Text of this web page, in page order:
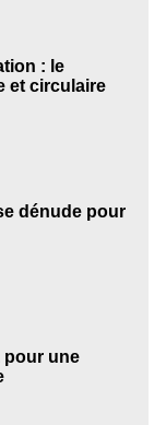
: le
et circulaire
dénude pour
pour une